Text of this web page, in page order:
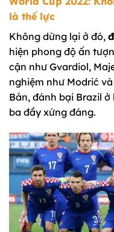
là thế lực
Không dừng lại ở đó,
hiện phong độ ấn
cận như Gvardiol,
nghiệm như Modrić
Bản, đánh bại Brazil
ba đầy xứng đáng.